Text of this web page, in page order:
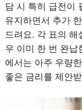
담 시 특히 급전이
유지하면서 추가
드려요. 각 표의
우 이미 한 번 완납
에서는 아주 우량
좋은 금리를 제안